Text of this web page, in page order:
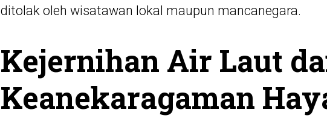
ditolak oleh wisatawan lokal maupun mancanegara.
Kejernihan Air Laut
Keanekaragaman